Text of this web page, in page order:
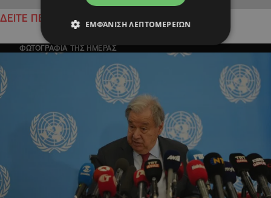
ΔΕΙΤΕ ΠΕΡΙΣΣΟΤΕΡΑ
ΦΩΤΟΓΡΑΦΙΑ ΤΗΣ ΗΜΕΡΑΣ
ΕΜΦΆΝΙΣΗ ΛΕΠΤΟΜΕΡΕΙΏΝ